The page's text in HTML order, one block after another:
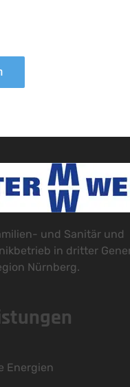
und Sanitär und
in dritter
Nürnberg.
Energien